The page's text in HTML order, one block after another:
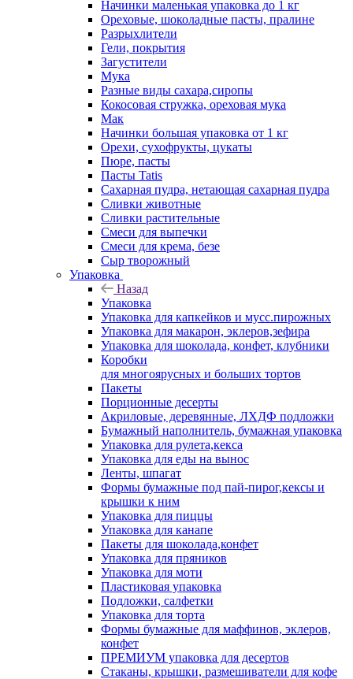
Начинки маленькая упаковка до 1 кг
Ореховые, шоколадные пасты, пралине
Разрыхлители
Гели, покрытия
Загустители
Мука
Разные виды сахара,сиропы
Кокосовая стружка, ореховая мука
Мак
Начинки большая упаковка от 1 кг
Орехи, сухофрукты, цукаты
Пюре, пасты
Пасты Tatis
Сахарная пудра, нетающая сахарная пудра
Сливки животные
Сливки растительные
Смеси для выпечки
Смеси для крема, безе
Сыр творожный
Упаковка
Назад
Упаковка
Упаковка для капкейков и мусс.пирожных
Упаковка для макарон, эклеров,зефира
Упаковка для шоколада, конфет, клубники
Коробки
для многоярусных и больших тортов
Пакеты
Порционные десерты
Акриловые, деревянные, ЛХДФ подложки
Бумажный наполнитель, бумажная упаковка
Упаковка для рулета,кекса
Упаковка для еды на вынос
Ленты, шпагат
Формы бумажные под пай-пирог,кексы и
крышки к ним
Упаковка для пиццы
Упаковка для канапе
Пакеты для шоколада,конфет
Упаковка для пряников
Упаковка для моти
Пластиковая упаковка
Подложки, салфетки
Упаковка для торта
Формы бумажные для маффинов, эклеров,
конфет
ПРЕМИУМ упаковка для десертов
Стаканы, крышки, размешиватели для кофе